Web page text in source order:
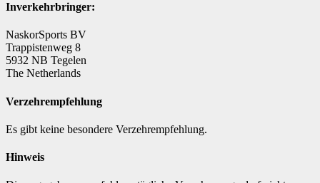
Inverkehrbringer:
NaskorSports BV
Trappistenweg 8
5932 NB Tegelen
The Netherlands
Verzehrempfehlung
Es gibt keine besondere Verzehrempfehlung.
Hinweis